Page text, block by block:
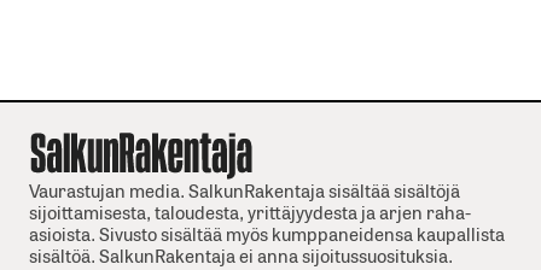
Vaurastujan media. SalkunRakentaja sisältää sisältöjä
sijoittamisesta, taloudesta, yrittäjyydesta ja arjen raha-
asioista. Sivusto sisältää myös kumppaneidensa kaupallista
sisältöä. SalkunRakentaja ei anna sijoitussuosituksia.